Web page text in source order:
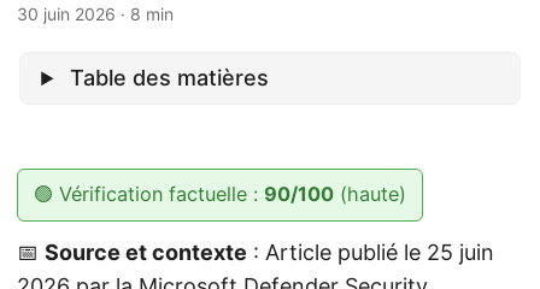
30 juin 2026 · 8 min
Table des matières
🟢 Vérification factuelle : 90/100(haute)
📅 Source et contexte : Article publié le 25 juin